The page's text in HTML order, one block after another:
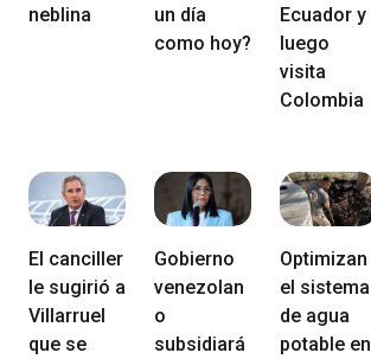
neblina
un día
como hoy?
Ecuador y
luego
visita
Colombia
El canciller
le sugirió a
Villarruel
que se
Gobierno
venezolan
o
subsidiará
Optimizan
el sistema
de agua
potable en